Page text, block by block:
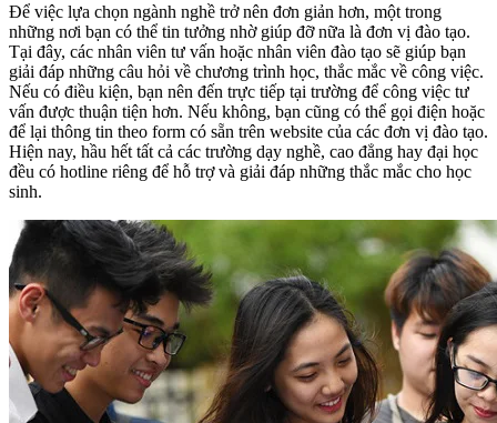
Để việc lựa chọn ngành nghề trở nên đơn giản hơn, một trong
những nơi bạn có thể tin tưởng nhờ giúp đỡ nữa là đơn vị đào tạo.
Tại đây, các nhân viên tư vấn hoặc nhân viên đào tạo sẽ giúp bạn
giải đáp những câu hỏi về chương trình học, thắc mắc về công việc.
Nếu có điều kiện, bạn nên đến trực tiếp tại trường để công việc tư
vấn được thuận tiện hơn. Nếu không, bạn cũng có thể gọi điện hoặc
để lại thông tin theo form có sẵn trên website của các đơn vị đào tạo.
Hiện nay, hầu hết tất cả các trường dạy nghề, cao đẳng hay đại học
đều có hotline riêng để hỗ trợ và giải đáp những thắc mắc cho học
sinh.